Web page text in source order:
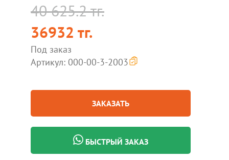
40 625.2 тг.
36932 тг.
Под заказ
Артикул: 000-00-3-2003
ЗАКАЗАТЬ
БЫСТРЫЙ ЗАКАЗ